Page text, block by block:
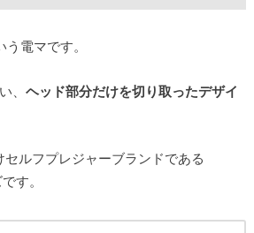
う電マです。
、 ヘッド部分だけを切り取ったデザイ
セルフプレジャーブランドである
す。